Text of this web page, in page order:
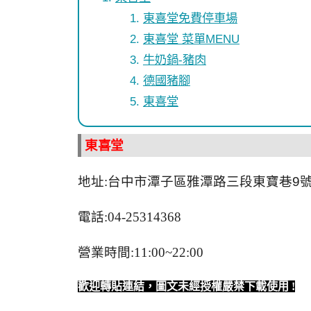
東喜堂免費停車場
東喜堂 菜單MENU
牛奶鍋-豬肉
德國豬腳
東喜堂
東喜堂
地址:台中市潭子區雅潭路三段東寶巷9
電話:04-25314368
營業時間:11:00~22:00
歡迎轉貼連結，圖文未經授權嚴禁下載使用 !